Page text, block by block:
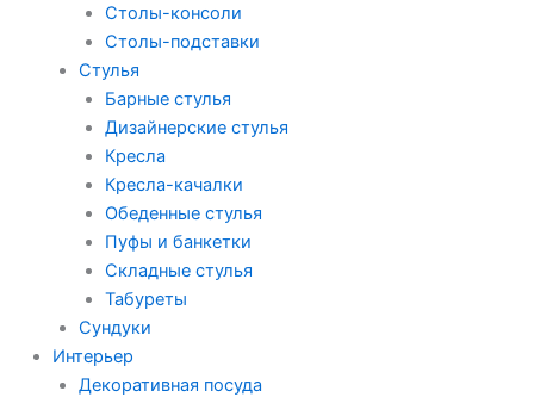
Столы-консоли
Столы-подставки
Стулья
Барные стулья
Дизайнерские стулья
Кресла
Кресла-качалки
Обеденные стулья
Пуфы и банкетки
Складные стулья
Табуреты
Сундуки
Интерьер
Декоративная посуда